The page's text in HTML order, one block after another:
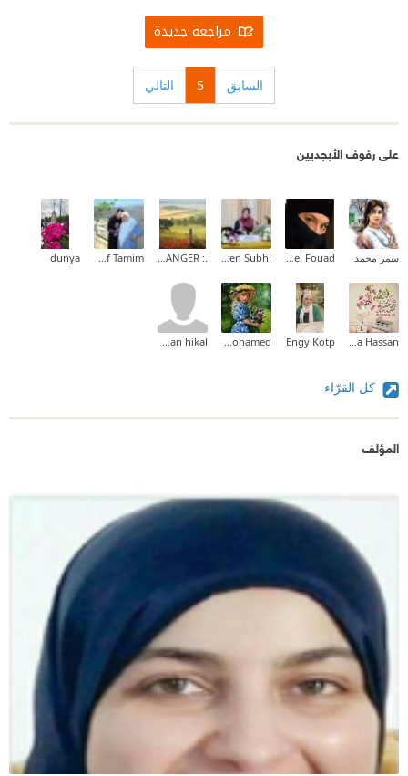
مراجعة جديدة
السابق 5 التالي
على رفوف الأبجديين
سمر محمد Hadeel Fouad
Faten Subhi
.: THE STRANGER :.
Dina Yousef Tamim
dunya
Noha Hassan
Engy Kotp
Asmaa Mohamed
nourhan hikal
كل القرّاء
المؤلف